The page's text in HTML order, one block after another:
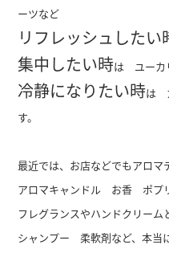
ーツなど
リフレッシュしたい
集中したい時は ユーカ
冷静になりたい時は
す。
最近では、お店などでもアロマ
アロマキャンドル お香 ポプ
フレグランスやハンドクリーム
シャンプー 柔軟剤など、本当